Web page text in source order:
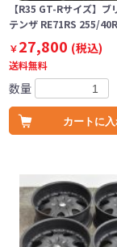
【R35 GT-Rサイズ】ブ
テンザ RE71RS 255/
￥27,800 (税込)
送料無料
数量
カートに